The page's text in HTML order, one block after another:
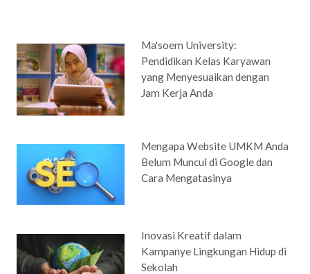
Ma'soem University:
Pendidikan Kelas Karyawan
yang Menyesuaikan dengan
Jam Kerja Anda
Mengapa Website UMKM Anda
Belum Muncul di Google dan
Cara Mengatasinya
Inovasi Kreatif dalam
Kampanye Lingkungan Hidup di
Sekolah